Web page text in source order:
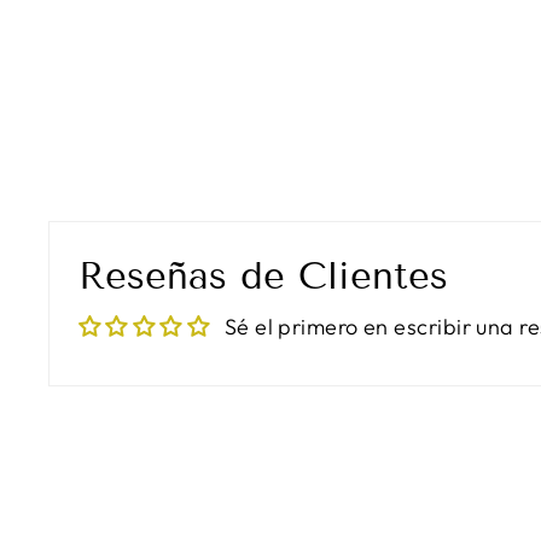
Reseñas de Clientes
Sé el primero en escribir una